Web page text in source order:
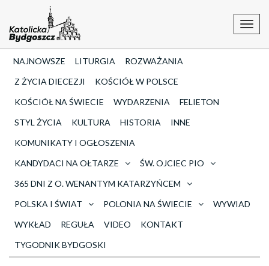
NAJNOWSZE LITURGIA
ROZWAŻANIA
Z ŻYCIA DIECEZJI
KOŚCIÓŁ W POLSCE
KOŚCIÓŁ NA ŚWIECIE
WYDARZENIA
FELIETON
STYL ŻYCIA
KULTURA HISTORIA
INNE
KOMUNIKATY I OGŁOSZENIA
KANDYDACI NA OŁTARZE
ŚW. OJCIEC PIO
365 DNI Z O. WENANTYM KATARZYŃCEM
POLSKA I ŚWIAT
POLONIA NA ŚWIECIE
WYWIAD
WYKŁAD
REGUŁA VIDEO
KONTAKT
TYGODNIK BYDGOSKI